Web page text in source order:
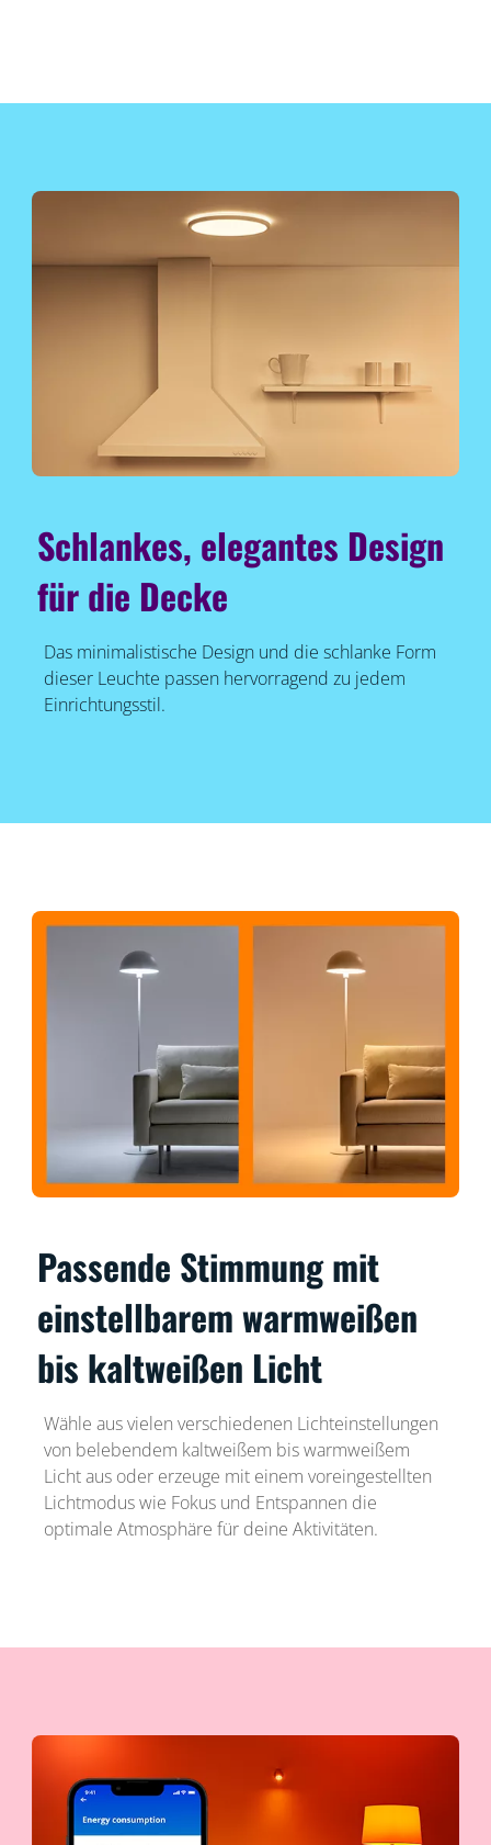
Schlankes, elegantes Design
für die Decke
Das minimalistische Design und die schlanke Form
dieser Leuchte passen hervorragend zu jedem
Einrichtungsstil.
Passende Stimmung mit
einstellbarem warmweißen
bis kaltweißen Licht
Wähle aus vielen verschiedenen Lichteinstellungen
von belebendem kaltweißem bis warmweißem
Licht aus oder erzeuge mit einem voreingestellten
Lichtmodus wie Fokus und Entspannen die
optimale Atmosphäre für deine Aktivitäten.